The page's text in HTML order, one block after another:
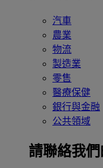
汽車
農業
物流
製造業
零售
醫療保健
銀行與金融
公共領域
請聯絡我